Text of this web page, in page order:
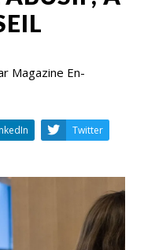
Magazine En-
LinkedIn